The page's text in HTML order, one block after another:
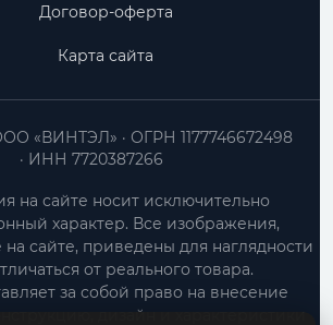
Договор-оферта
Карта сайта
«ВИНТЭЛ»
ОГРН 1177746672498
ИНН 7720387266
на сайте носит исключительно
характер. Все изображения,
сайте, приведены для наглядности
от реального товара.
за собой право на внесение
дизайн и характеристики